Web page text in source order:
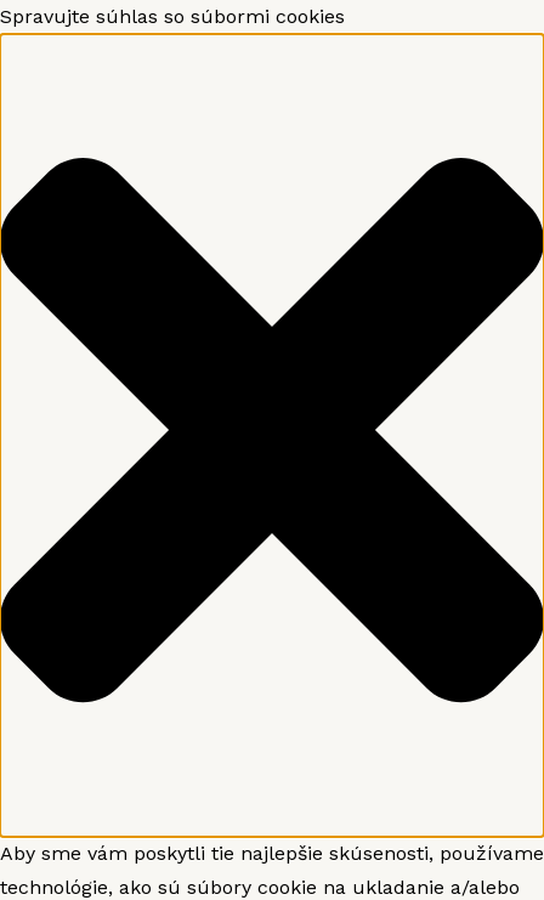
Spravujte súhlas so súbormi cookies
Aby sme vám poskytli tie najlepšie skúsenosti, používame
technológie, ako sú súbory cookie na ukladanie a/alebo
Funkčné
Preferences
Štatistiky
Marketing
Preskočiť